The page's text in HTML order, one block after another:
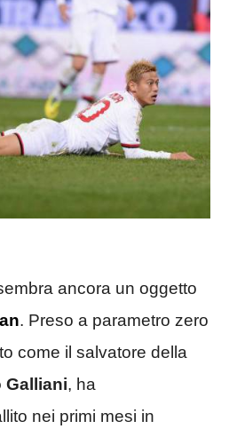
ancora un oggetto
. Preso a parametro zero
come il salvatore della
Galliani, ha
nei primi mesi in